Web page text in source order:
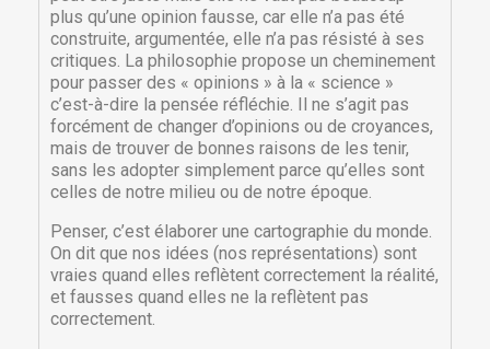
plus qu’une opinion fausse, car elle n’a pas été
construite, argumentée, elle n’a pas résisté à ses
critiques. La philosophie propose un cheminement
pour passer des « opinions » à la « science »
c’est-à-dire la pensée réfléchie. Il ne s’agit pas
forcément de changer d’opinions ou de croyances,
mais de trouver de bonnes raisons de les tenir,
sans les adopter simplement parce qu’elles sont
celles de notre milieu ou de notre époque.
Penser, c’est élaborer une cartographie du monde.
On dit que nos idées (nos représentations) sont
vraies quand elles reflètent correctement la réalité,
et fausses quand elles ne la reflètent pas
correctement.